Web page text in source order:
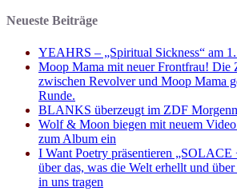
Neueste Beiträge
YEAHRS – „Spiritual Sickness“ am
Moop Mama mit neuer Frontfrau! Die
zwischen Revolver und Moop Mama
Runde.
BLANKS überzeugt im ZDF
Wolf & Moon biegen mit neuem
zum Album ein
I Want Poetry präsentieren
über das, was die Welt erhellt und
in uns tragen